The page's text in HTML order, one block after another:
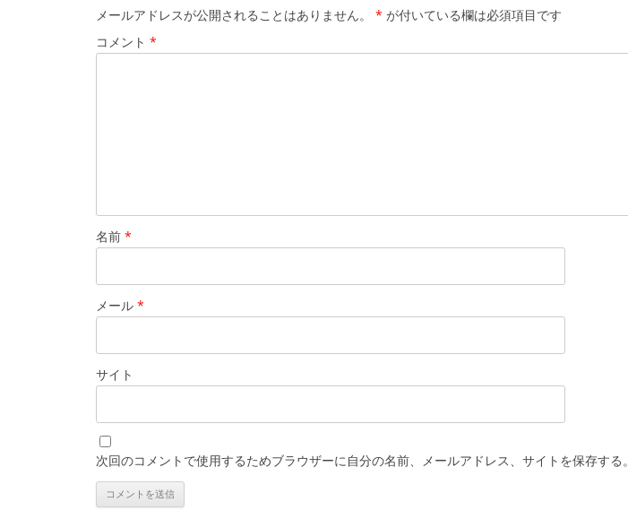
メールアドレスが公開されることはありません。 * が付いている欄は必須項目です
コメント *
名前 *
メール *
サイト
次回のコメントで使用するためブラウザーに自分の名前、メールアドレス、サイトを保存する。